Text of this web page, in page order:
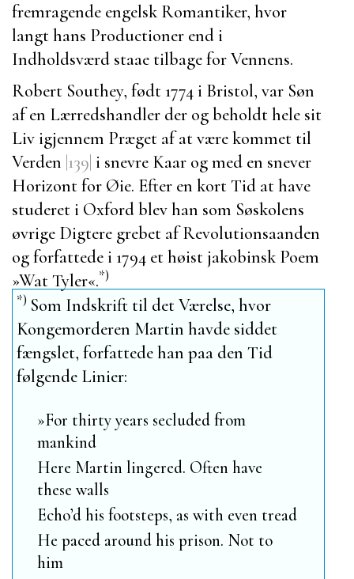
fremragende engelsk Romantiker, hvor
langt hans Productioner end i
Indholdsværd staae tilbage for Vennens.
Robert Southey, født 1774 i Bristol, var Søn
af en Lærredshandler der og beholdt hele sit
Liv igjennem Præget af at være kommet til
Verden |139| i snevre Kaar og med en snever
Horizont for Øie. Efter en kort Tid at have
studeret i Oxfordblev han som Søskolens
øvrige Digtere grebet af Revolutionsaanden
og forfattede i 1794 et høist jakobinsk Poem
»Wat Tyler«.*)
*) Som Indskrift til det Værelse, hvor
Kongemorderen Martin havde siddet
fængslet, forfattede han paa den Tid
følgende Linier:
»For thirty years secluded from
mankind
Here Martin lingered. Often have
these walls
Echo’d his footsteps, as with even tread
He paced around his prison. Not to
him